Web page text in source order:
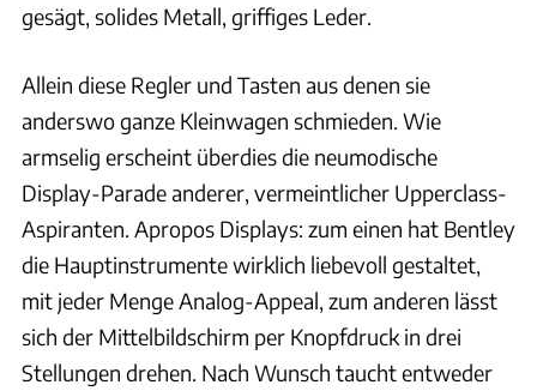
gesägt, solides Metall, griffiges Leder.
Allein diese Regler und Tasten aus denen sie
anderswo ganze Kleinwagen schmieden. Wie
armselig erscheint überdies die neumodische
Display-Parade anderer, vermeintlicher Upperclass-
Aspiranten. Apropos Displays: zum einen hat Bentley
die Hauptinstrumente wirklich liebevoll gestaltet,
mit jeder Menge Analog-Appeal, zum anderen lässt
sich der Mittelbildschirm per Knopfdruck in drei
Stellungen drehen. Nach Wunsch taucht entweder